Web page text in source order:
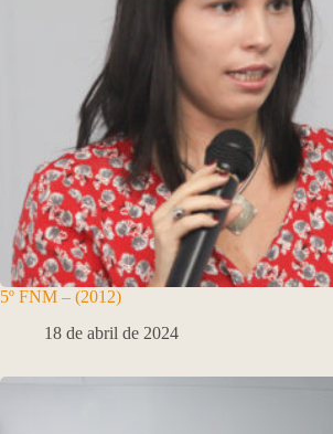
5º FNM – (2012)
18 de abril de 2024